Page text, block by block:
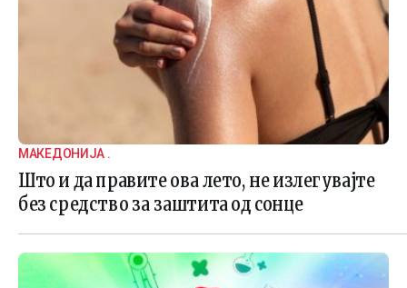
МАКЕДОНИЈА .
Што и да правите ова лето, не излегувајте
без средство за заштита од сонце